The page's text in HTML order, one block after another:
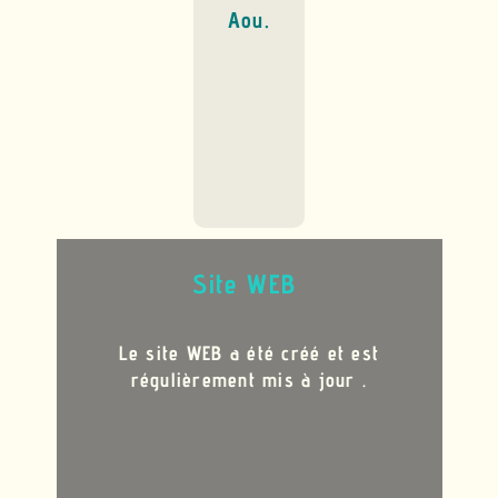
Aou.
Site WEB
Le site WEB a été créé et est
régulièrement mis à jour.